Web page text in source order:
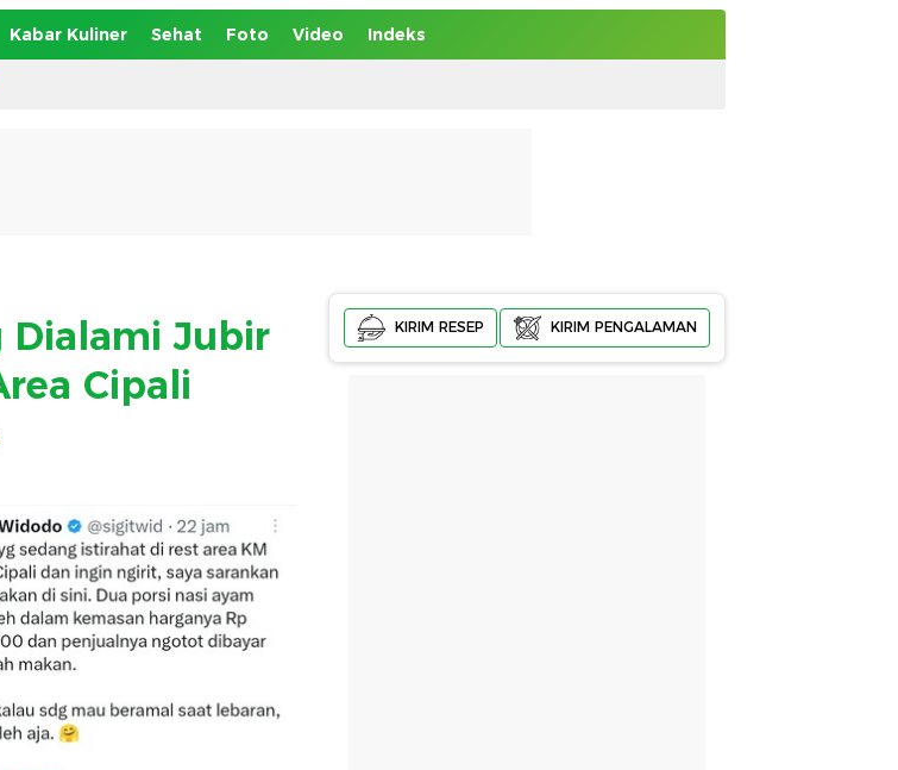
Kabar Kuliner Sehat Foto Video Indeks
Dialami Jubir
Cipali
KIRIM RESEP KIRIM PENGALAMAN